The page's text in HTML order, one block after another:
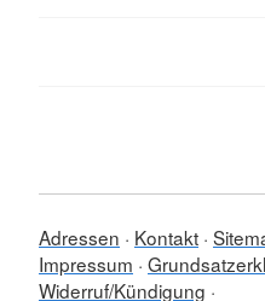
Adressen Kontakt
Impressum
Widerruf/Kündigung